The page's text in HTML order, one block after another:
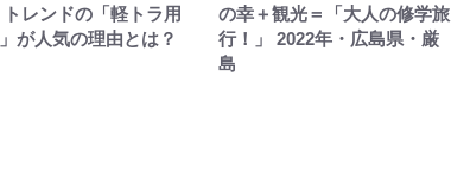
トレンドの「軽トラ用
が人気の理由とは？
の幸＋観光＝「大人の修学旅
行！」 2022年・広島県・厳
島